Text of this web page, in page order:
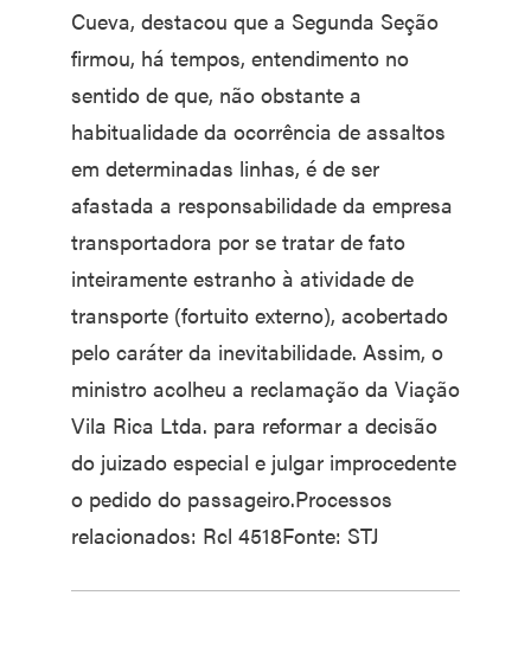
Cueva, destacou que a Segunda Seção
firmou, há tempos, entendimento no
sentido de que, não obstante a
habitualidade da ocorrência de assaltos
em determinadas linhas, é de ser
afastada a responsabilidade da empresa
transportadora por se tratar de fato
inteiramente estranho à atividade de
transporte (fortuito externo), acobertado
pelo caráter da inevitabilidade. Assim, o
ministro acolheu a reclamação da Viação
Vila Rica Ltda. para reformar a decisão
do juizado especial e julgar improcedente
o pedido do passageiro.Processos
relacionados: Rcl 4518Fonte: STJ